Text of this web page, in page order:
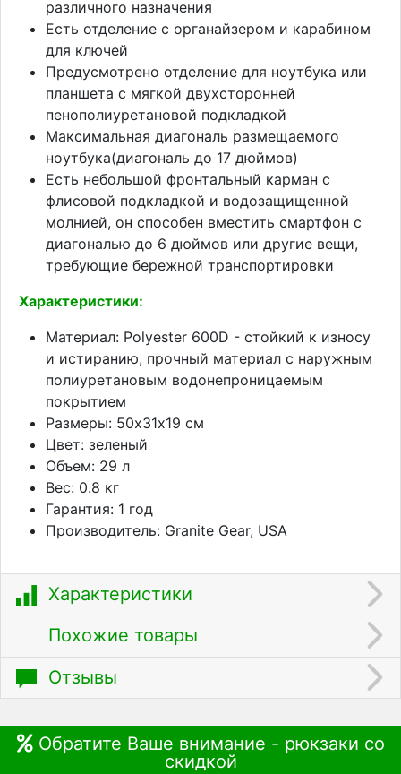
различного назначения
Есть отделение с органайзером и карабином
для ключей
Предусмотрено отделение для ноутбука или
планшета с мягкой двухсторонней
пенополиуретановой подкладкой
Максимальная диагональ размещаемого
ноутбука(диагональ до 17 дюймов)
Есть небольшой фронтальный карман с
флисовой подкладкой и водозащищенной
молнией, он способен вместить смартфон с
диагональю до 6 дюймов или другие вещи,
требующие бережной транспортировки
Характеристики:
Материал: Polyester 600D - стойкий к износу
и истиранию, прочный материал с наружным
полиуретановым водонепроницаемым
покрытием
Размеры: 50х31х19 см
Цвет: зеленый
Объем: 29 л
Вес: 0.8 кг
Гарантия: 1 год
Производитель: Granite Gear, USA
Характеристики
Похожие товары
Отзывы
Обратите Ваше внимание - рюкзаки со
скидкой